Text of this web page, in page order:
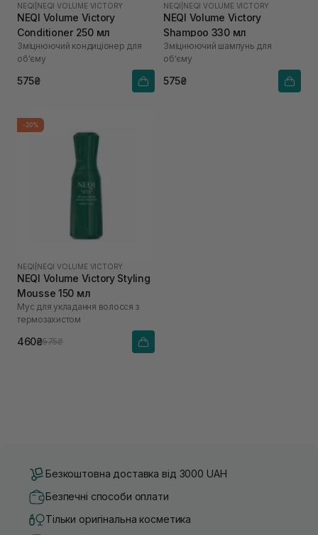
NEQI NEQI VOLUME VICTORY
NEQI Volume Victory
Conditioner 250 мл
Зміцнюючий кондиціонер для
об'єму
575₴
NEQI NEQI VOLUME VICTORY
NEQI Volume Victory
Shampoo 330 мл
Зміцнюючий шампунь для
об'єму
575₴
-20%
NEQI NEQI VOLUME VICTORY
NEQI Volume Victory Styling
Mousse 150 мл
Мус для укладання волосся з
термозахистом
460₴575₴
Безкоштовна доставка від 3000 UAH
Безпечні способи оплати
Тільки оригінальна косметика